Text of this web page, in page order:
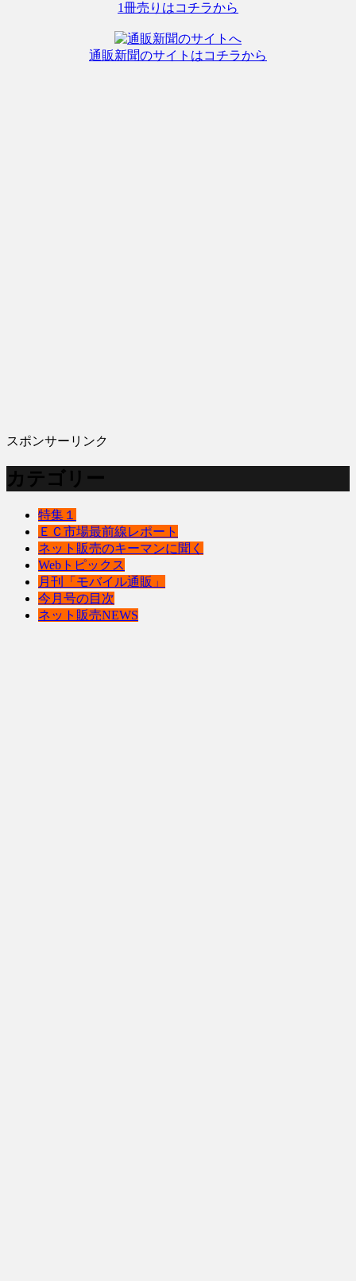
1冊売りはコチラから
通販新聞のサイトはコチラから
スポンサーリンク
カテゴリー
特集１
ＥＣ市場最前線レポート
ネット販売のキーマンに聞く
Webトピックス
月刊「モバイル通販」
今月号の目次
ネット販売NEWS